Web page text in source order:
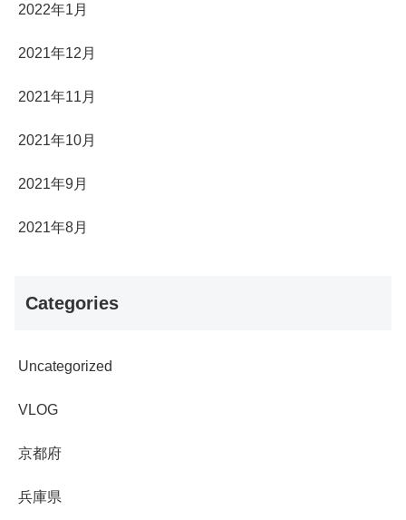
2022年1月
2021年12月
2021年11月
2021年10月
2021年9月
2021年8月
Categories
Uncategorized
VLOG
京都府
兵庫県